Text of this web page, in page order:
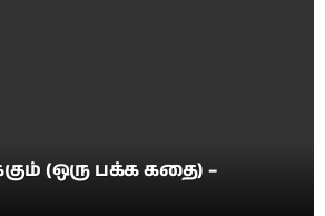
(ஒரு பக்க கதை) –